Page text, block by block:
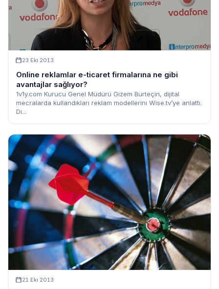
23 Eki 2013
Online reklamlar e-ticaret firmalarına ne gibi
avantajlar sağlıyor?
1v1y.com Kurucu Genel Müdürü Gizem Burteçin, dijital
mecralarda kullandıkları reklam modellerini Wise.tv’ye anlattı.
Di...
21 Eki 2013